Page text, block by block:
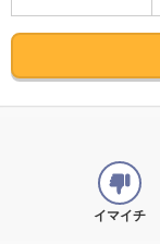
イマイチ